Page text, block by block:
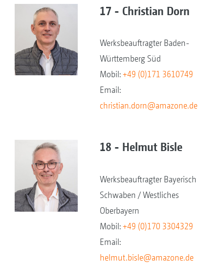
17 - Christian Dorn
Werksbeauftragter Baden-
Württemberg Süd
Mobil:+49 (0)171 3610749
Email:
christian.dorn@amazone.de
18 - Helmut Bisle
Werksbeauftragter Bayerisch
Schwaben / Westliches
Oberbayern
Mobil:+49 (0)170 3304329
Email:
helmut.bisle@amazone.de